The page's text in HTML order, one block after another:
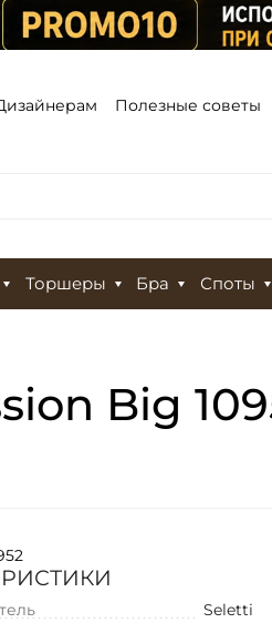
Полезные советы
Торшеры Бра Споты
Big
Seletti